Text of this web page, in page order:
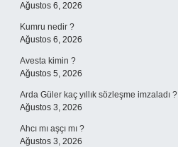
Ağustos 6, 2026
Kumru nedir ?
Ağustos 6, 2026
Avesta kimin ?
Ağustos 5, 2026
Arda Güler kaç yıllık sözleşme imzaladı ?
Ağustos 3, 2026
Ahcı mı aşçı mı ?
Ağustos 3, 2026